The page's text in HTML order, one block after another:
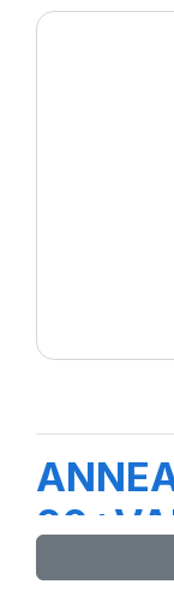
R2110